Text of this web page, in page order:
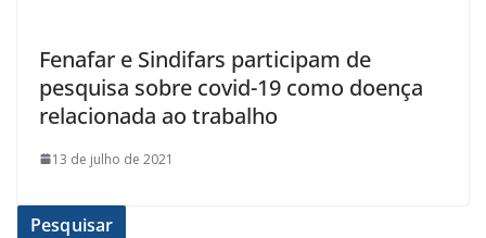
Fenafar e Sindifars participam de
pesquisa sobre covid-19 como doença
relacionada ao trabalho
13 de julho de 2021
Pesquisar